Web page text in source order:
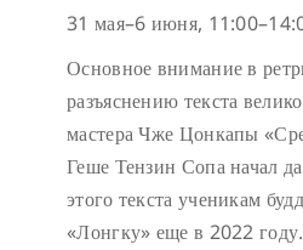
31 мая–6 июня,
Основное внимание в
разъяснению текста
мастера Чже Цонкапы
Геше Тензин Сопа начал
этого текста ученикам
«Лонгку» еще в 2022